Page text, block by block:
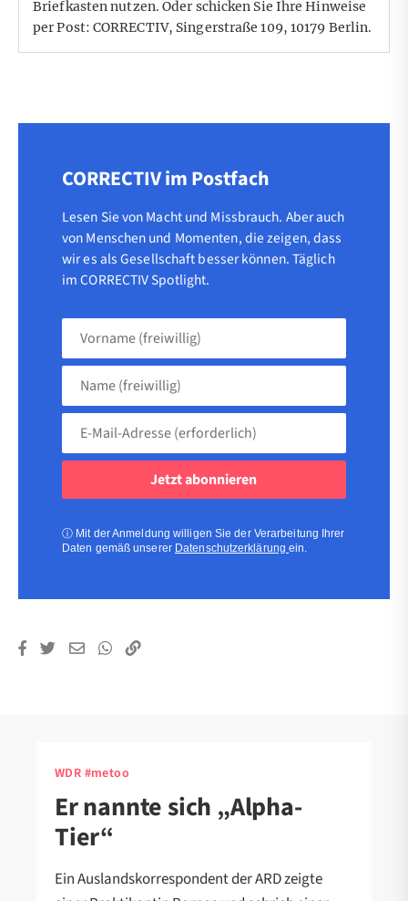
Briefkastennutzen. Oder schicken Sie Ihre Hinweise
per Post: CORRECTIV, Singerstraße 109, 10179 Berlin.
CORRECTIV im Postfach
Lesen Sie von Macht und Missbrauch. Aber auch
von Menschen und Momenten, die zeigen, dass
wir es als Gesellschaft besser können. Täglich
im CORRECTIV Spotlight.
Vorname
(freiwillig)
Name
(freiwillig)
Mail-
Adresse
ⓘ Mit der Anmeldung willigen Sie der Verarbeitung Ihrer
Daten gemäß unserer Datenschutzerklärungein.
WDR #metoo
Er nannte sich „Alpha-
Tier“
Ein Auslandskorrespondent der ARD zeigte